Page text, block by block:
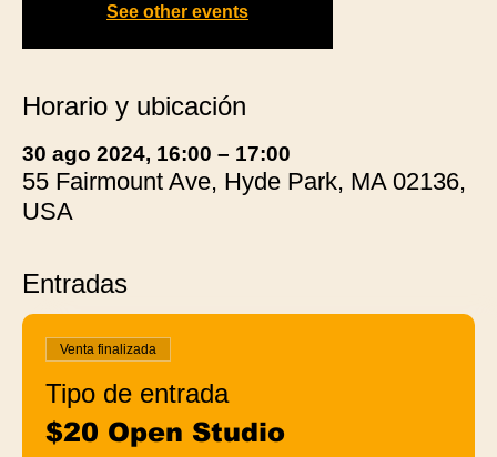
See other events
Horario y ubicación
30 ago 2024, 16:00 – 17:00
55 Fairmount Ave, Hyde Park, MA 02136,
USA
Entradas
Venta finalizada
Tipo de entrada
$20 Open Studio